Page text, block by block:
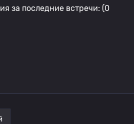
за последние встречи: (0